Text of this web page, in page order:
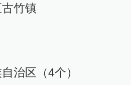
竹镇
治区（4个）